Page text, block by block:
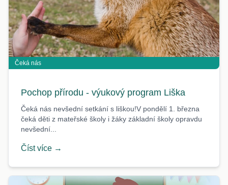
Čeká nás
Pochop přírodu - výukový program Liška
Čeká nás nevšední setkání s liškou!V pondělí 1. března
čeká děti z mateřské školy i žáky základní školy opravdu
nevšední...
Číst více →